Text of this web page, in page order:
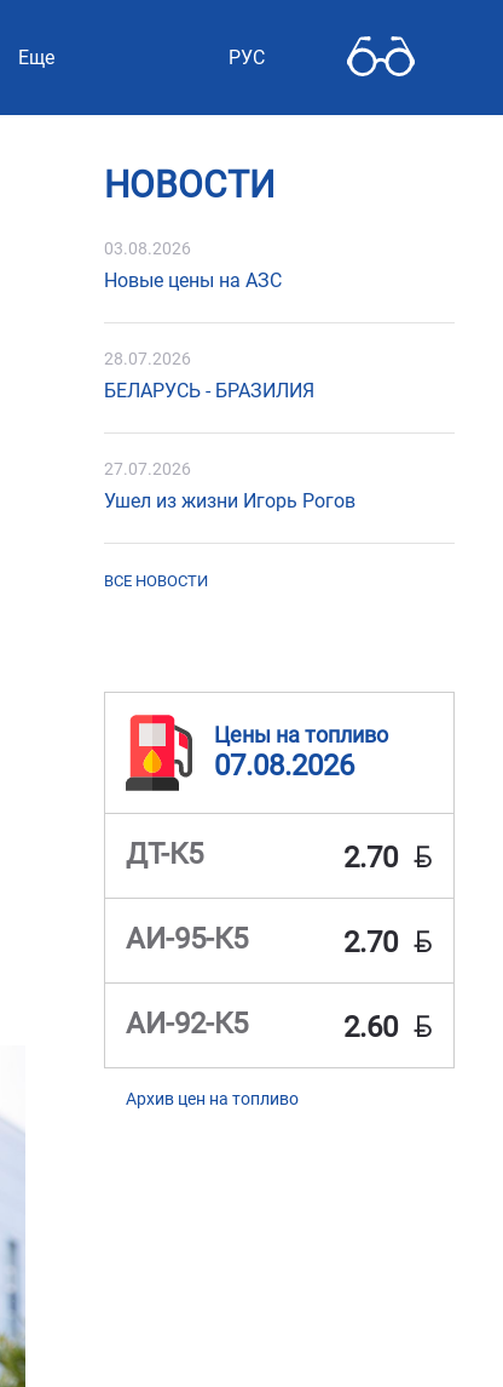
Еще РУС
НОВОСТИ
03.08.2026
Новые цены на АЗС
28.07.2026
БЕЛАРУСЬ - БРАЗИЛИЯ
27.07.2026
Ушел из жизни Игорь Рогов
ВСЕ НОВОСТИ
Цены на топливо
07.08.2026
ДТ-К5 2.70 BYN
АИ-95-К5 2.70 BYN
АИ-92-К5 2.60 BYN
Архив цен на топливо